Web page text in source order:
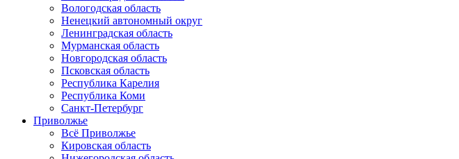
Вологодская область
Ненецкий автономный округ
Ленинградская область
Мурманская область
Новгородская область
Псковская область
Республика Карелия
Республика Коми
Санкт-Петербург
Приволжье
Всё Приволжье
Кировская область